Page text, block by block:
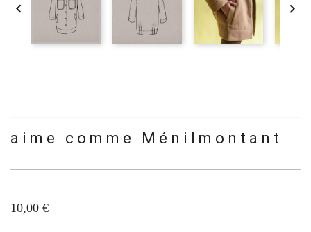
 
aime comme Ménilmontant
10,00 €